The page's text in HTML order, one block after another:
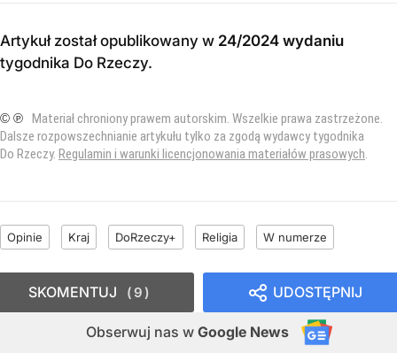
Artykuł został opublikowany w 24/2024 wydaniu
tygodnika Do Rzeczy.
© ℗ Materiał chroniony prawem autorskim. Wszelkie prawa zastrzeżone.
Dalsze rozpowszechnianie artykułu tylko za zgodą wydawcy tygodnika
Do Rzeczy. Regulamin i warunki licencjonowania materiałów prasowych
Opinie Kraj DoRzeczy+ Religia W numerze
UDOSTĘPNIJ
Obserwuj nas w Google News
SKOMENTUJ 9